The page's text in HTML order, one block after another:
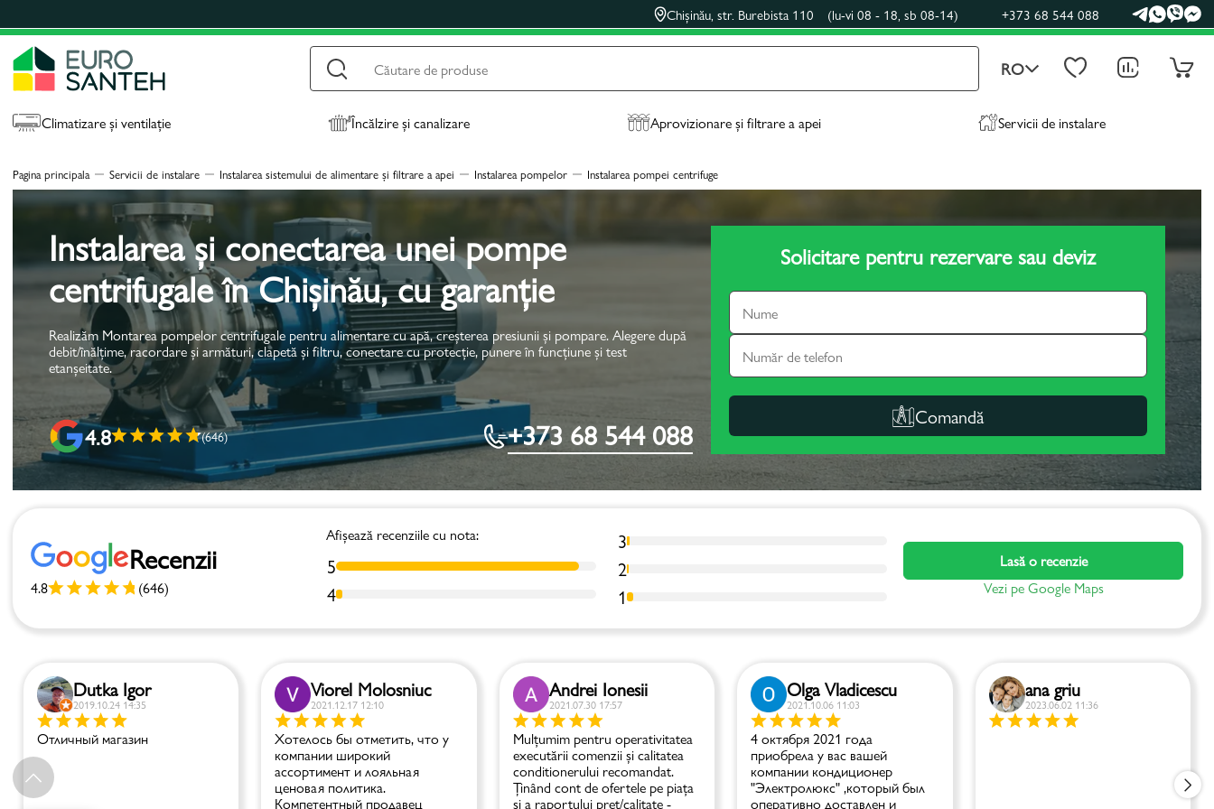
Chișinău, str. Burebista 110 (lu-vi 08 - 18, sb 08-14) +373 68 544 088
RO
Climatizare și ventilație Încălzire și canalizare Aprovizionare și filtrare a apei Servicii de instalare
Pagina principala Servicii de instalare Instalarea sistemului de alimentare și filtrare a apei Instalarea pompelor Instalarea pompei centrifuge
Instalarea și conectarea unei pompe
centrifugale în Chișinău, cu garanție
Realizăm Montarea pompelor centrifugale pentru alimentare cu apă, creșterea presiunii și pompare. Alegere după
debit/înălțime, racordare și armături, clapetă și filtru, conectare cu protecție, punere în funcțiune și test
etanșeitate.
4.8 (646) +373 68 544 088
Solicitare pentru rezervare sau deviz
Comandă
Recenzii
4.8 (646)
Afișează recenziile cu nota:
5
4
3
2
1
Lasă o recenzie
Vezi pe Google Maps
Dutka Igor
2019.10.24 14:35
Отличный магазин
Viorel Molosniuc
2021.12.17 12:10
Хотелось бы отметить, что у
компании широкий
ассортимент и лояльная
ценовая политика.
Компетентный продавец
Andrei Ionesii
2021.07.30 17:57
Mulțumim pentru operativitatea
executării comenzii și calitatea
conditionerului recomandat.
Ținând cont de ofertele pe piața
și a raportului preț/calitate -
Olga Vladicescu
2021.10.06 11:03
4 октября 2021 года
приобрела у вас вашей
компании кондиционер
"Электролюкс" ,который был
оперативно доставлен и
ana griu
2023.06.02 11:36